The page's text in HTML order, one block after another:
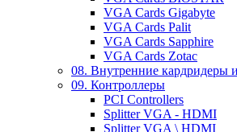
VGA Cards Gigabyte
VGA Cards Palit
VGA Cards Sapphire
VGA Cards Zotac
08. Внутренние кардридеры
09. Контроллеры
PCI Controllers
Splitter VGA - HDMI
Splitter VGA \ HDMI